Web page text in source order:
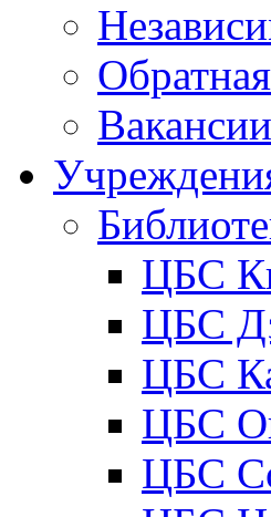
Вакансии
ЦБС
ЦБС
ЦБС
ЦБС
ЦБС